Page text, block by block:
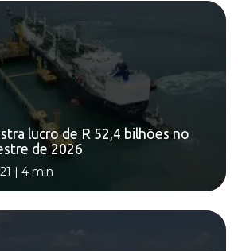
lucro de R 52,4 bilhões no
de 2026
| 4 min